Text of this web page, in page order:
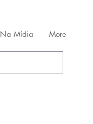
Na Mídia More